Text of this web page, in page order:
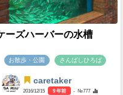
ーズハーバーの水槽
お散歩・公園 さんばしひろば
caretaker
2016/12/15 9 年前
- №777